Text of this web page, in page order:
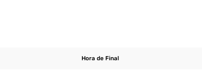
Hora de Final